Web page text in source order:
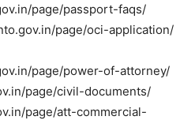
page/passport-faqs/
page/oci-application/
page/power-of-attorney/
page/civil-documents/
page/att-commercial-